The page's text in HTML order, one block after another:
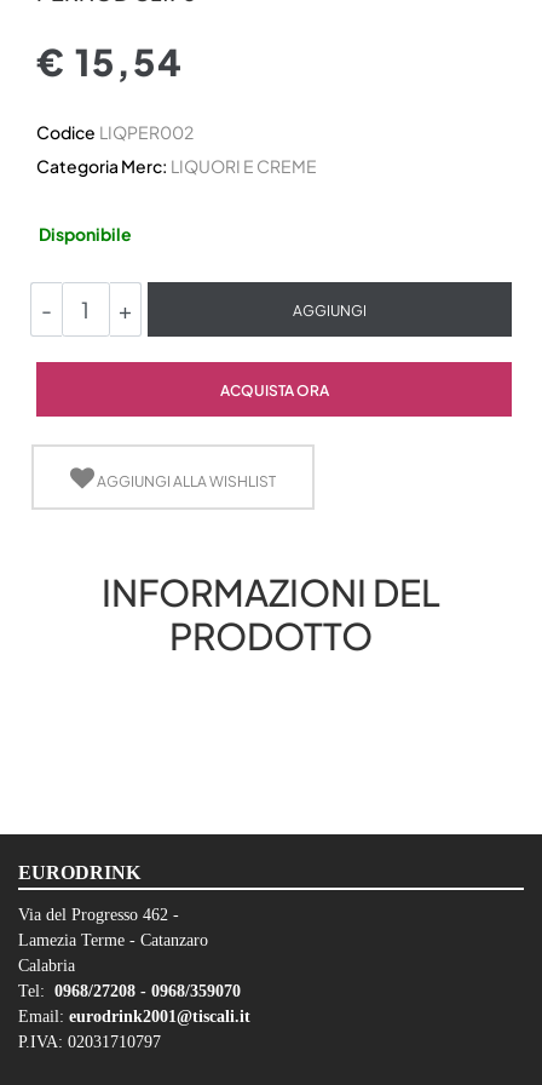
€ 15,54
Codice LIQPER002
Categoria Merc: LIQUORI E CREME
Disponibile
AGGIUNGI
ACQUISTA ORA
AGGIUNGI ALLA WISHLIST
INFORMAZIONI DEL
PRODOTTO
EURODRINK
Via del Progresso 462 -
Lamezia Terme - Catanzaro
Calabria
Tel: 0968/27208 - 0968/359070
Email: eurodrink2001@tiscali.it
P.IVA: 02031710797